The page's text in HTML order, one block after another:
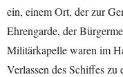
ein, einem Ort, der zur
Ehrengarde, der
Militärkapelle waren im
Verlassen des Schiffes zu